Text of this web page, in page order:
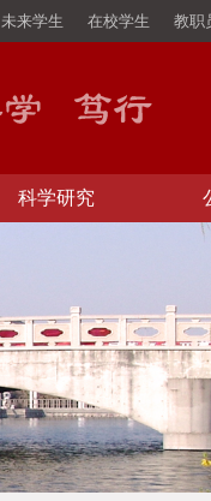
未来学生 在校学生 教职
科学研究